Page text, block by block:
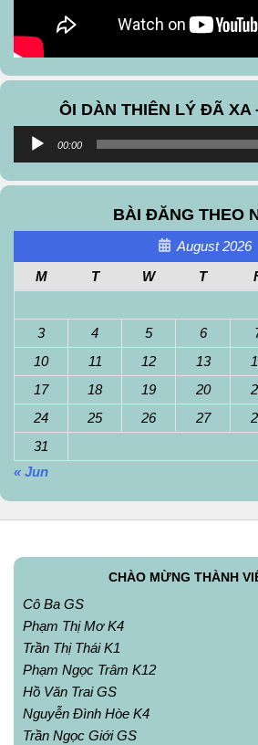
ÔI DÀN THIÊN LÝ ĐÃ XA
Audio
00:00
BÀI ĐĂNG THEO
August 2026
M
T W T
3
4 5 6
10
11 12 13
17
18 19 20
24
25 26 27
31
« Jun
CHÀO MỪNG THÀNH
Cô Ba GS
Phạm Thị Mơ K4
Trần Thị Thái K1
Phạm Ngọc Trâm K12
Hồ Văn Trai GS
Nguyễn Đình Hòe K4
Trần Ngọc Giới GS